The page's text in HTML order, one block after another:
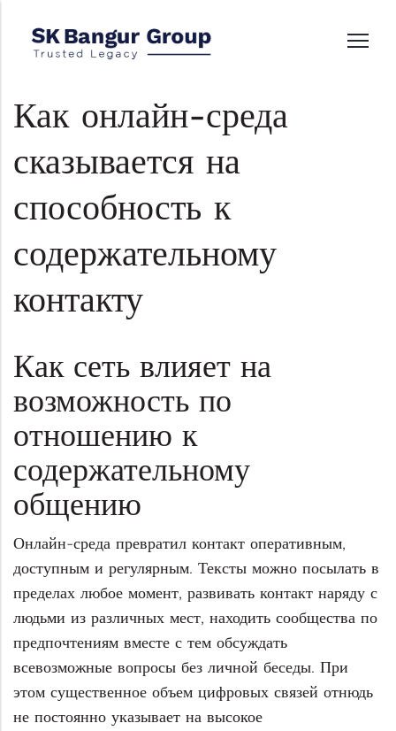
Как онлайн-среда
сказывается на
способность к
содержательному
контакту
Как сеть влияет на
возможность по
отношению к
содержательному
общению
Онлайн-среда превратил контакт оперативным,
доступным и регулярным. Тексты можно посылать в
пределах любое момент, развивать контакт наряду с
людьми из различных мест, находить сообщества по
предпочтениям вместе с тем обсуждать
всевозможные вопросы без личной беседы. При
этом существенное объем цифровых связей отнюдь
не постоянно указывает на высокое